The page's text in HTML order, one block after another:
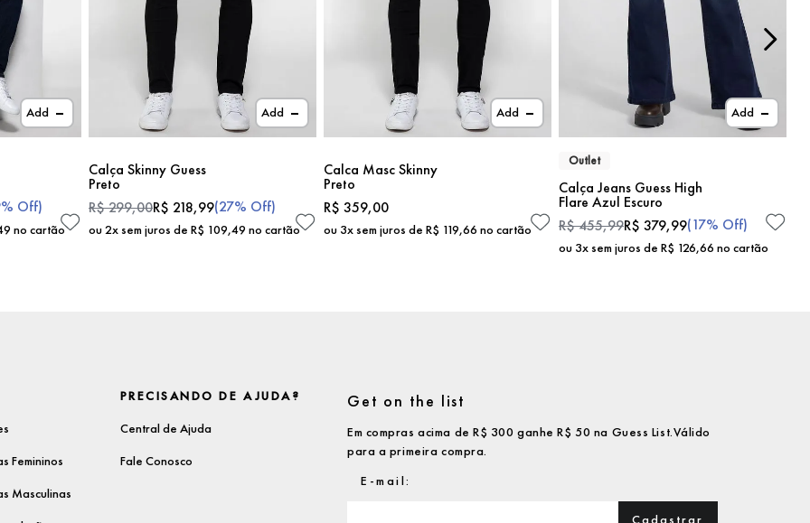
Add
Off)
no cartão
Add
Calça Skinny Guess
Preto
R$299,00R$ 218,99(27% Off)
ou2x sem juros de R$ 109,49 no cartão
Add
Calca Masc Skinny
Preto
R$ 359,00
ou 3x sem juros de R$ 119,66 no cartão
Add
Outlet
Calça Jeans Guess High
Flare Azul Escuro
R$455,99R$ 379,99(17% Off)
ou 3x sem juros de R$ 126,66 no cartão
Femininos
Masculinas
PRECISANDO DE AJUDA?
Central de Ajuda
Fale Conosco
Get on the list
Em compras acima de R$ 300 ganhe R$ 50 na Guess List.Válido
para a primeira compra.
Cadastrar